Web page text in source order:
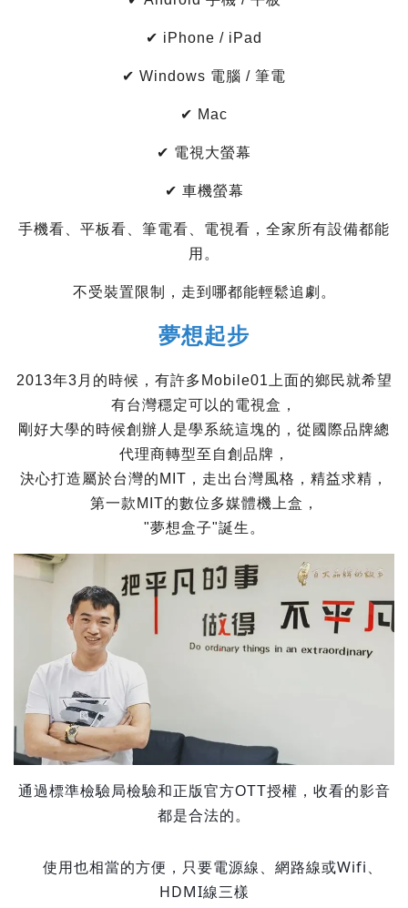
✔ iPhone / iPad
✔ Windows 電腦 / 筆電
✔ Mac
✔ 電視大螢幕
✔ 車機螢幕
手機看、平板看、筆電看、電視看，全家所有設備都能
用。
不受裝置限制，走到哪都能輕鬆追劇。
夢想起步
2013年3月的時候，有許多Mobile01上面的鄉民就希望
有台灣穩定可以的電視盒，
剛好大學的時候創辦人是學系統這塊的，從國際品牌總
代理商轉型至自創品牌，
決心打造屬於台灣的MIT，走出台灣風格，精益求精，
第一款MIT的數位多媒體機上盒，
"夢想盒子"誕生。
通過標準檢驗局檢驗和正版官方OTT授權，收看的影音
都是合法的。
使用也相當的方便，只要電源線、網路線或Wifi、
HDMI線三樣